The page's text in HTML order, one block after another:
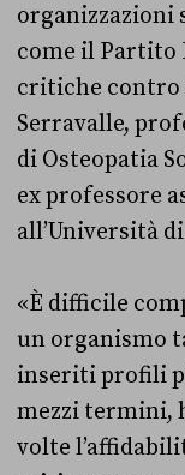
come il Partito
critiche contro
Serravalle,
di Osteopatia
ex professore
all’Università
«È difficile
un organismo
inseriti profili
mezzi termini,
volte